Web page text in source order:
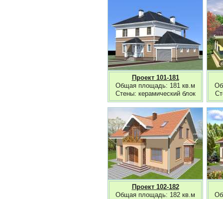
Проект 101-181
Общая площадь: 181 кв.м
Стены: керамический блок
Проект 102-182
Общая площадь: 182 кв.м